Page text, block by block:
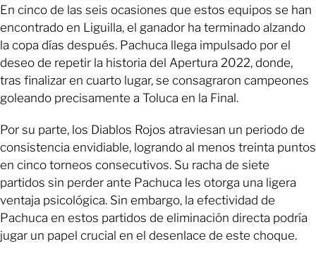
En cinco de las seis ocasiones que estos equipos se han
encontrado en Liguilla, el ganador ha terminado alzando
la copa días después. Pachuca llega impulsado por el
deseo de repetir la historia del Apertura 2022, donde,
tras finalizar en cuarto lugar, se consagraron campeones
goleando precisamente a Toluca en la Final.
Por su parte, los Diablos Rojos atraviesan un periodo de
consistencia envidiable, logrando al menos treinta puntos
en cinco torneos consecutivos. Su racha de siete
partidos sin perder ante Pachuca les otorga una ligera
ventaja psicológica. Sin embargo, la efectividad de
Pachuca en estos partidos de eliminación directa podría
jugar un papel crucial en el desenlace de este choque.